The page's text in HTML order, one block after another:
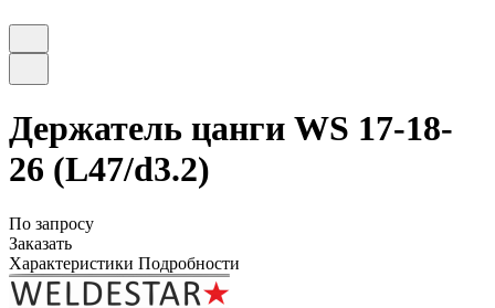
Держатель цанги WS 17-18-
26 (L47/d3.2)
По запросу
Заказать
Характеристики Подробности